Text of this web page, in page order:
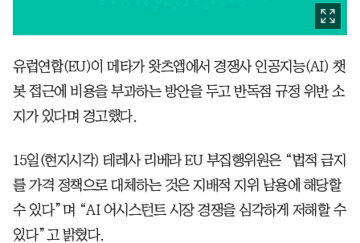
유럽연합(EU)이 메타가 왓츠앱에서 경쟁사 인공지능(AI) 챗
봇 접근에 비용을 부과하는 방안을 두고 반독점 규정 위반 소
지가 있다며 경고했다.
15일(현지시각) 테레사 리베라 EU 부집행위원은 “법적 금지
를 가격 정책으로 대체하는 것은 지배적 지위 남용에 해당할
수 있다”며 “AI 어시스턴트 시장 경쟁을 심각하게 저해할 수
있다”고 밝혔다.